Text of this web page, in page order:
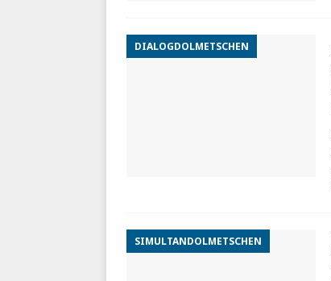
DIALOGDOLMETSCHEN
SIMULTANDOLMETSCHEN